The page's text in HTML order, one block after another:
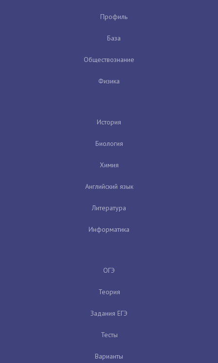
Профиль
База
Обществознание
Физика
История
Биология
Химия
Английский язык
Литература
Информатика
ОГЭ
Теория
Задания ЕГЭ
Тесты
Варианты